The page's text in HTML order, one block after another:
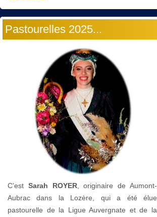
Pastourelles 2025...
C’est Sarah ROYER, originaire de Aumont-
Aubrac dans la Lozère, qui a été élue
pastourelle de la Ligue Auvergnate et de la